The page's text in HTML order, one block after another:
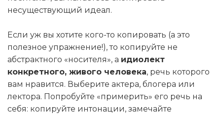
несуществующий идеал.
Если уж вы хотите кого-то копировать (а это
полезное упражнение!), то копируйте не
абстрактного «носителя», а идиолект
конкретного, живого человека, речь которого
вам нравится. Выберите актера, блогера или
лектора. Попробуйте «примерить» его речь на
себя: копируйте интонации, замечайте